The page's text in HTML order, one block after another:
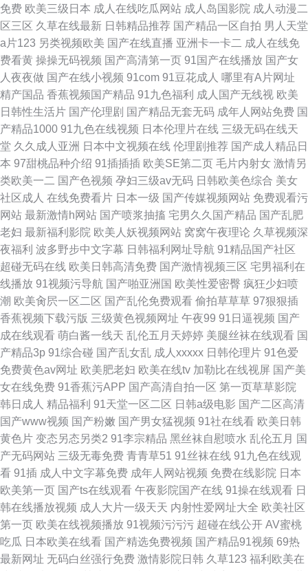
免费 欧美三级日本 成人在线吃瓜网站 成人岛国影院 成人动漫二
区三区 久草在线最新 日韩精品推荐 国产精品一区自拍 男人天堂
a片123 另类视频欧美 国产在线直播 亚洲卡一卡二 成人在线免
费看黄 操操无码视频 国产高清第一页 91国产在线播放 国产女
人夜夜做 国产在线小视频 91com 91豆花成人 哪里有A片网址
精产国品 香蕉视频国产精品 91九色福利 成人国产无线视 欧美
日韩性生活片 国产伦理剧 国产精品无套无码 成年人网站免费 国
产精品1000 91九色在线视频 日本伦理片在线 三级无码在线天
堂 久久成人亚洲 日本中文视频在线 伦理剧推荐 国产成人精品日
本 97甜桃品种介绍 91插插插 欧美SE第二页 毛片内射女 激情另
类欧美一二 国产色视频 孕妇三级av无码 日韩欧美色综合 美女
社区成人 在线免费看片 日本一级 国产传媒视频网站 免费观看污
网站 最新激情h网站 国产喷浆抽搐 宅男久久国产精品 国产乱肥
老妇 最新福利影院 欧美人妖视频网站 窝窝午夜理论 久草视频深
夜福利 波多野步中文字幕 日韩福利网址导航 91精品国产社区
超碰无码在线 欧美日韩高清免费 国产激情视频三区 宅男福利在
线播放 91视频污导航 国产啪亚洲国 欧美性爱密臀 疯狂少妇喷
潮 欧美肏屄一区二区 国产乱伦免费观看 偷拍草草草 97狠狠插
香蕉视频下载污版 三级黄色视频网址 午夜99 91日逼视频 国产
成在线观看 萌白酱一线天 乱伦五月天婷婷 美腿丝袜在线观看 国
产精品3p 91综合碰 国产乱女乱 成人xxxxx 日韩伦理片 91色爱
免费黄色av网址 欧美肥老妇 欧美在线tv 加勒比在线视屏 国产美
女在线免费 91香蕉污APP 国产高清自拍一区 第一页草草影院
韩日成人 精品福利 91天堂一区二区 日韩a级电影 国产二区高清
国产www视频 国产粉嫩 国产男女猛视频 91社在线看 欧美日韩
黄色片 变态另态另类2 91李宗精品 黑丝袜自慰喷水 乱伦五月 国
产无码网站 三级无毒免费 青青草51 91丝袜在线 91九色在线观
看 91插 成人中文字幕免费 成年人网站视频 免费在线影院 日本
欧美第一页 国产ts在线观看 午夜影院国产在线 91操在线观看 日
韩在线播放视频 成人大片一级天天 内射性爱网址大全 欧美社区
第一页 欧美在线视频播放 91视频污污污 超碰在线公开 AV蜜桃
吃瓜 日本欧美在线看 国产精选免费视频 国产精品91视频 69热
最新网址 无码白丝强行免费 激情影院日韩 久草123 福利欧美在